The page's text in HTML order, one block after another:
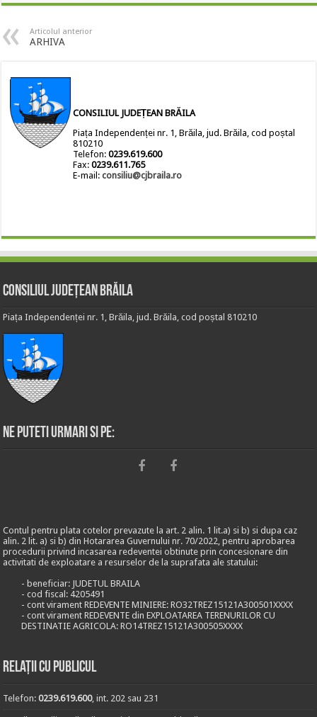
Articolul anterior
ARHIVA
CONSILIUL JUDEȚEAN BRĂILA
Piața Independenței nr. 1, Brăila, jud. Brăila, cod poștal
810210
Telefon:0239.619.600
Fax:0239.611.765
E-mail:consiliu@cjbraila.ro
Consiliul Județean Brăila
Piața Independenței nr. 1, Brăila, jud. Brăila, cod poștal 810210
Ne puteti urmari si pe:
Contul pentru plata cotelor prevazute la art. 2 alin. 1 lit.a) si b) si dupa caz
alin. 2 lit. a) si b) din Hotararea Guvernului nr. 70/2022, pentru aprobarea
procedurii privind incasarea redeventei obtinute prin concesionare din
activitati de exploatare a resurselor de la suprafata ale statului:
- beneficiar: JUDETUL BRAILA
- cod fiscal: 4205491
- cont virament REDEVENTE MINIERE: RO32TREZ15121A300501XXXX
- cont virament REDEVENTE din EXPLOATAREA TERENURILOR CU
DESTINATIE AGRICOLA: RO14TREZ15121A300505XXXX
Relații cu publicul
Telefon:0239.619.600, int. 202 sau 231